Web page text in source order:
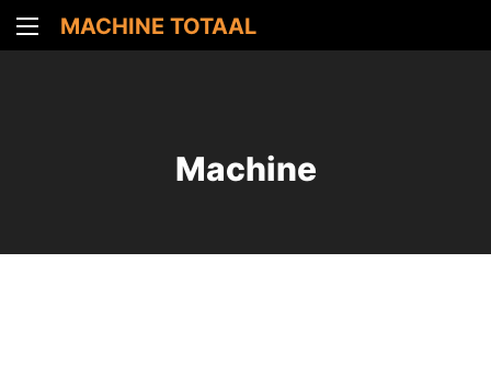
MACHINE TOTAAL
Machine